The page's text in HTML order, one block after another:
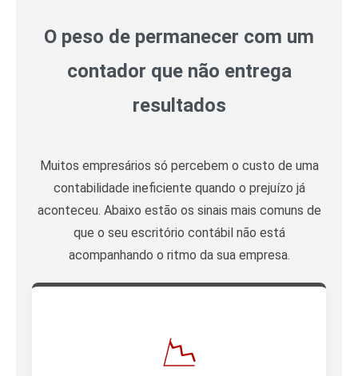
O peso de permanecer com um
contador que não entrega
resultados
Muitos empresários só percebem o custo de uma
contabilidade ineficiente quando o prejuízo já
aconteceu. Abaixo estão os sinais mais comuns de
que o seu escritório contábil não está
acompanhando o ritmo da sua empresa.
📉